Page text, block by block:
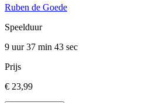
Ruben de Goede
Speelduur
9 uur 37 min 43 sec
Prijs
€ 23,99